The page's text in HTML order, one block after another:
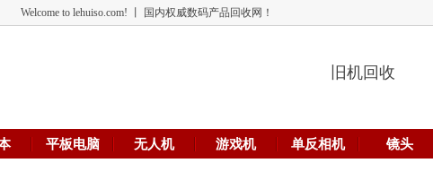
Welcome to lehuiso.com! 丨 国内权威数码产品回收网！
旧机回收
平板电脑 无人机 游戏机 单反相机 镜头